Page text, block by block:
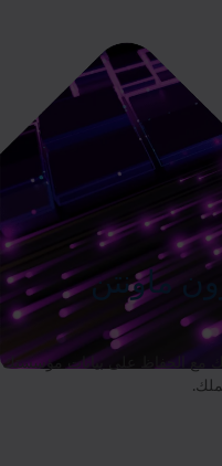
ماونتن
مع الحفاظ على بيانات مؤسستك